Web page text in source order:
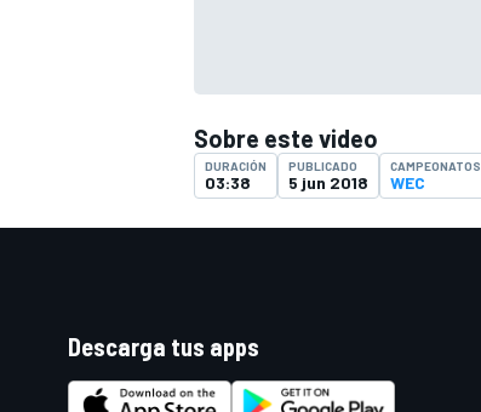
Sobre este video
DURACIÓN
03:38
PUBLICADO
5 jun 2018
CAMPEONATOS
WEC
Descarga tus apps